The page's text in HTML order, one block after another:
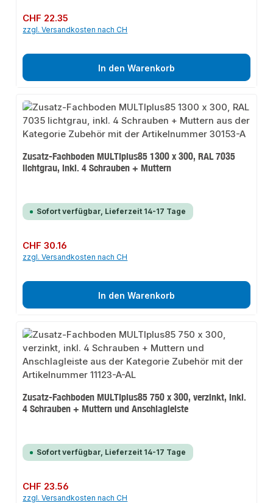
Regulärer Preis:
CHF 22.35
zzgl. Versandkosten nach CH
In den Warenkorb
Zusatz-Fachboden MULTIplus85 1300 x 300, RAL 7035
lichtgrau, inkl. 4 Schrauben + Muttern
Sofort verfügbar, Lieferzeit 14-17 Tage
Regulärer Preis:
CHF 30.16
zzgl. Versandkosten nach CH
In den Warenkorb
Zusatz-Fachboden MULTIplus85 750 x 300, verzinkt, inkl.
4 Schrauben + Muttern und Anschlagleiste
Sofort verfügbar, Lieferzeit 14-17 Tage
Regulärer Preis:
CHF 23.56
zzgl. Versandkosten nach CH